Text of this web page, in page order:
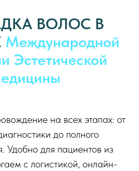
ВОЛОС В
Международной
Эстетической
на всех этапах: от
до полного
Удобно для пациентов из
с логистикой, онлайн-